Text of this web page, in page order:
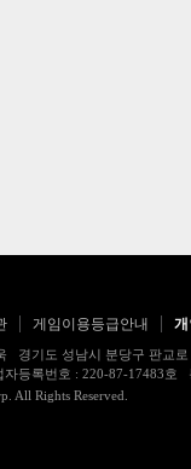
게임이용등급안내
경기도 성남시 분당구 판교
자등록번호 : 220-87-17483
All Rights Reserved.